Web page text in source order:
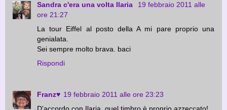
Sandra c'era una volta Ilaria
19 febbraio 2011 alle
ore 21:27
La tour Eiffel al posto della A mi pare proprio una
genialata.
Sei sempre molto brava. baci
Rispondi
Franz♥ 19 febbraio 2011 alle ore 23:23